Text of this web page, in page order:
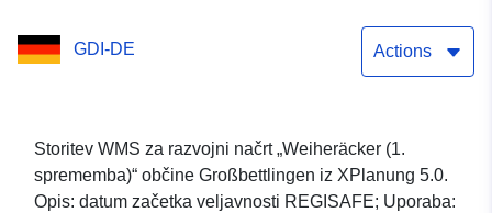
GDI-DE Actions
Storitev WMS za razvojni načrt „Weiheräcker (1.
sprememba)“ občine Großbettlingen iz XPlanung 5.0.
Opis: datum začetka veljavnosti REGISAFE; Uporaba: